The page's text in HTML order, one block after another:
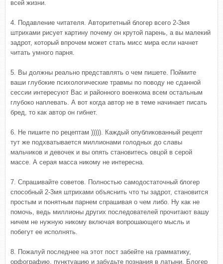
всей жизни.
4. Подавление читателя. Авторитетный блогер всего 2-3мя
штрихами рисует картину почему он крутой парень, а вы малекий
задрот, который впрочем может стать мисс мира если начнет
читать умного парня.
5. Вы должны реально представлять о чем пишете. Поймите
ваши глубокие психологические травмы по поводу не сданной
сессии интересуют Вас и районного военкома всем остальным
глубоко наплевать. А вот когда автор не в теме начинает писать
бред, то как автор он гибнет.
6. Не пишите по рецептам ))))). Каждый опубликованный рецепт
тут же подхватывается миллионами голодных до славы
мальчиков и девочек и вы опять становитесь овцой в серой
массе. А серая масса никому не интересна.
7. Спрашивайте советов. Полностью самодостаточный блогер
способный 2-3мя штрихами объяснить что ты задрот, становится
простым и понятным парнем спрашивая о чем либо. Ну как не
помочь, ведь миллионы других последователей прочитают вашу
ничем не нужную никому включая вопрошающего мысль и
побегут ее исполнять.
8. Пожалуй последнее на этот пост забейте на грамматику,
орфографию, пунктуацию и забудьте познания в латыни. Блогер